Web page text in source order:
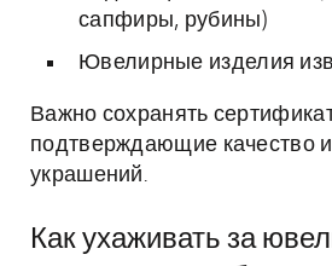
сапфиры, рубины)
Ювелирные изделия
Важно сохранять
подтверждающие качество
украшений.
Как ухаживать за